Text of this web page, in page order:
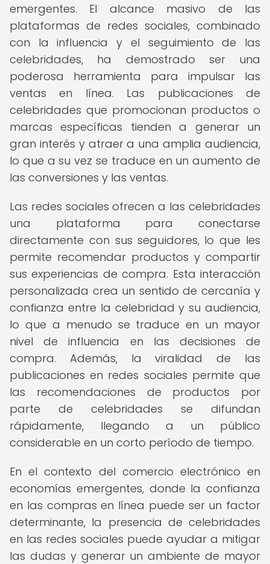
emergentes. El alcance masivo de las
plataformas de redes sociales, combinado
con la influencia y el seguimiento de las
celebridades, ha demostrado ser una
poderosa herramienta para impulsar las
ventas en línea. Las publicaciones de
celebridades que promocionan productos o
marcas específicas tienden a generar un
gran interés y atraer a una amplia audiencia,
lo que a su vez se traduce en un aumento de
las conversiones y las ventas.
Las redes sociales ofrecen a las celebridades
una plataforma para conectarse
directamente con sus seguidores, lo que les
permite recomendar productos y compartir
sus experiencias de compra. Esta interacción
personalizada crea un sentido de cercanía y
confianza entre la celebridad y su audiencia,
lo que a menudo se traduce en un mayor
nivel de influencia en las decisiones de
compra. Además, la viralidad de las
publicaciones en redes sociales permite que
las recomendaciones de productos por
parte de celebridades se difundan
rápidamente, llegando a un público
considerable en un corto período de tiempo.
En el contexto del comercio electrónico en
economías emergentes, donde la confianza
en las compras en línea puede ser un factor
determinante, la presencia de celebridades
en las redes sociales puede ayudar a mitigar
las dudas y generar un ambiente de mayor